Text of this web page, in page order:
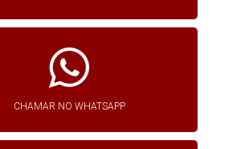
CHAMAR NO WHATSAPP